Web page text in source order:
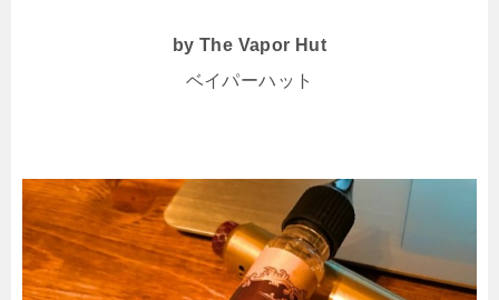
by The Vapor Hut
ベイパーハット